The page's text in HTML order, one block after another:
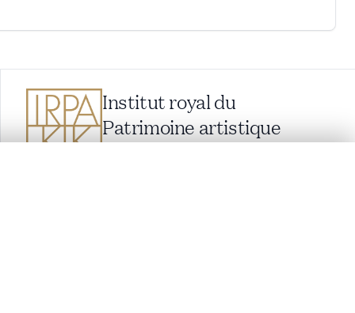
Institut royal du
Patrimoine artistique